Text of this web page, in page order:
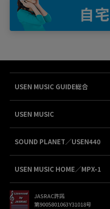
自宅
USEN MUSIC GUIDE総合
USEN MUSIC
SOUND PLANET／USEN440
USEN MUSIC HOME／MPX-1
JASRAC許諾
第9005801063Y31018号